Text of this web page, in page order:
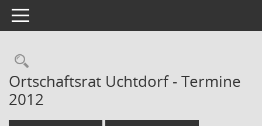
Toggle navigation
Rechercheauswahl
Ortschaftsrat Uchtdorf - Termine
2012